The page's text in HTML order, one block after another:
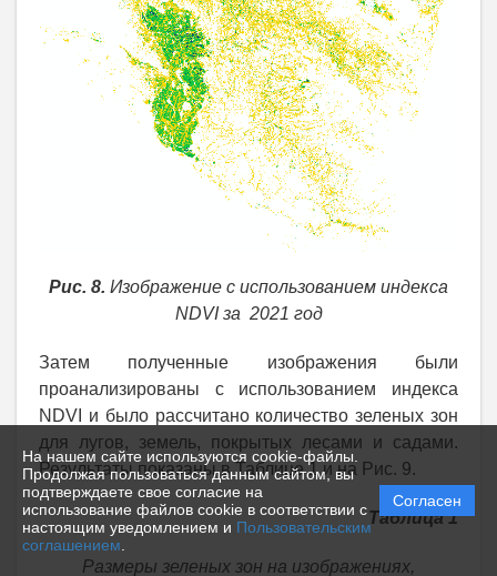
На нашем сайте используются cookie-файлы.
Продолжая пользоваться данным сайтом, вы
подтверждаете свое согласие на
использование файлов cookie в соответствии с
настоящим уведомлением и Пользовательским
соглашением
Согласен
Рис. 8. Изображение с использованием индекса
NDVI за 2021 год
Затем полученные изображения были
проанализированы с использованием индекса
NDVI и было рассчитано количество зеленых зон
для лугов, земель, покрытых лесами и садами.
Результаты показаны в Таблице 1 и на Рис. 9.
Таблица 1
Размеры зеленых зон на изображениях,